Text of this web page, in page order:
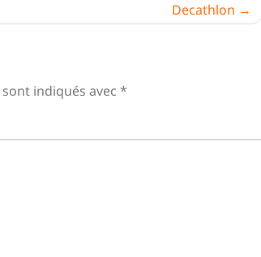
Decathlon
indiqués avec *